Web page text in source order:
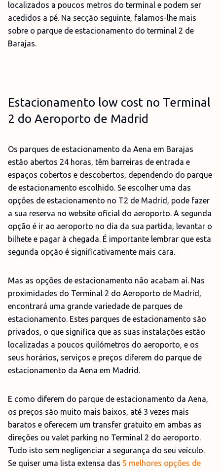
localizados a poucos metros do terminal e podem ser
acedidos a pé. Na secção seguinte, falamos-lhe mais
sobre o parque de estacionamento do terminal 2 de
Barajas.
Estacionamento low cost no Terminal
2 do Aeroporto de Madrid
Os parques de estacionamento da Aena em Barajas
estão abertos 24 horas, têm barreiras de entrada e
espaços cobertos e descobertos, dependendo do parque
de estacionamento escolhido. Se escolher uma das
opções de estacionamento no T2 de Madrid, pode fazer
a sua reserva no website oficial do aeroporto. A segunda
opção é ir ao aeroporto no dia da sua partida, levantar o
bilhete e pagar à chegada. É importante lembrar que esta
segunda opção é significativamente mais cara.
Mas as opções de estacionamento não acabam aí. Nas
proximidades do Terminal 2 do Aeroporto de Madrid,
encontrará uma grande variedade de parques de
estacionamento. Estes parques de estacionamento são
privados, o que significa que as suas instalações estão
localizadas a poucos quilómetros do aeroporto, e os
seus horários, serviços e preços diferem do parque de
estacionamento da Aena em Madrid.
E como diferem do parque de estacionamento da Aena,
os preços são muito mais baixos, até 3 vezes mais
baratos e oferecem um transfer gratuito em ambas as
direções ou valet parking no Terminal 2 do aeroporto.
Tudo isto sem negligenciar a segurança do seu veículo.
Se quiser uma lista extensa das 5 melhores opções de